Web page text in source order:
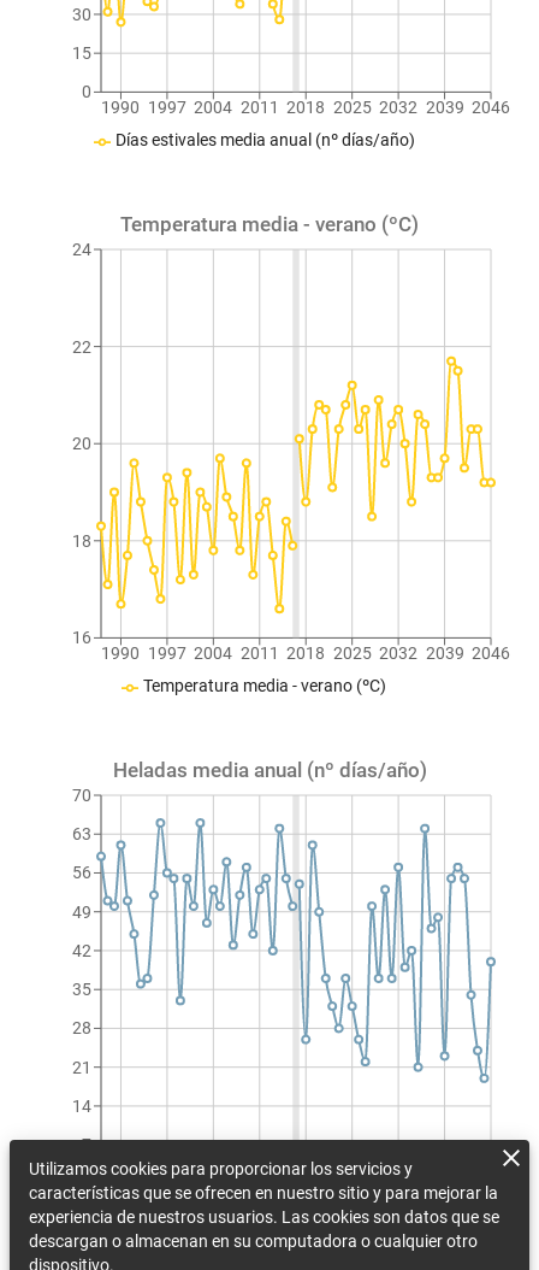
1990 1997 2004 2011 2018 2025 2032 2039 2046
0
15
30
Días estivales media anual (nº días/año)
Temperatura media - verano (ºC)
1990 1997 2004 2011 2018 2025 2032 2039 2046
16
18
20
22
24
Temperatura media - verano (ºC)
Heladas media anual (nº días/año)
1990 1997 2004 2011 2018 2025 2032 2039 2046
7
14
21
28
35
42
49
56
63
70
Heladas media anual (nº días/año)
Utilizamos cookies para proporcionar los servicios y
características que se ofrecen en nuestro sitio y para mejorar la
experiencia de nuestros usuarios. Las cookies son datos que se
descargan o almacenan en su computadora o cualquier otro
dispositivo.